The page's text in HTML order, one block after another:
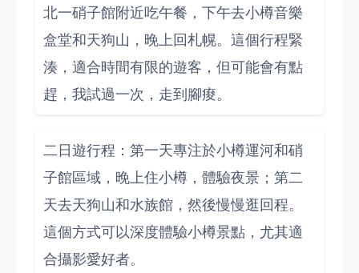
北一硝子館附近吃午餐，下午去小樽音樂
盒堂和天狗山，晚上回札幌。這個行程緊
湊，適合時間有限的遊客，但可能會有點
趕，我試過一次，走到腳痠。
二日遊行程：第一天專注於小樽運河和硝
子館區域，晚上住小樽，體驗夜景；第二
天去天狗山和水族館，然後慢慢逛回程。
這個方式可以深度體驗小樽景點，尤其適
合攝影愛好者。